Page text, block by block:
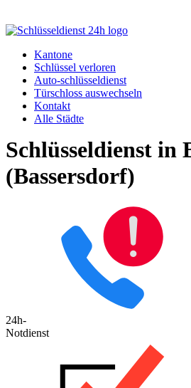
Kantone
Schlüssel verloren
Auto-schlüsseldienst
Türschloss auswechseln
Kontakt
Alle Städte
Schlüsseldienst in
(Bassersdorf)
24h-
Notdienst